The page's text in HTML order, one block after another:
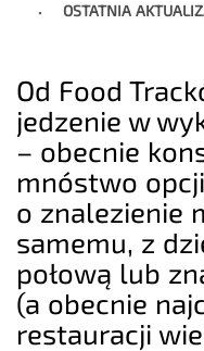
OSTATNIA
Od Food
jedzenie w
– obecnie
mnóstwo
o znalezienie
samemu, z
połową lub
(a obecnie
restauracji